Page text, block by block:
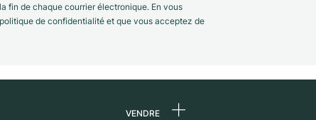
fin de chaque courrier électronique. En vous
de confidentialité et que vous acceptez de
VENDRE